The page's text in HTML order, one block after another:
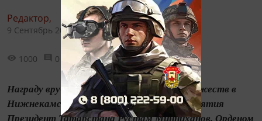
Редактор,
9 Сентябрь 2017 - 11:01
1000 0 0
Награду вручил во время праздничных торжеств в
Нижнекамске по случаю 50-летия предприятия
Президент Татарстана Рустам Минниханов. Орденом